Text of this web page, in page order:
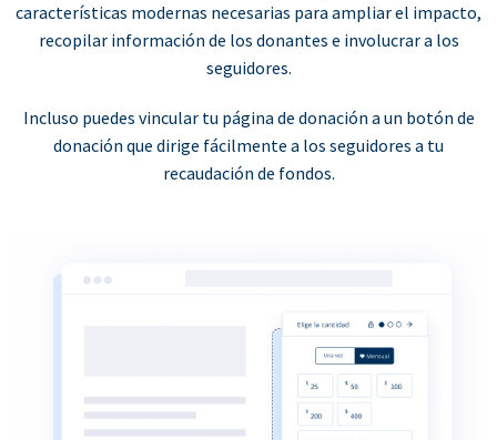
características modernas necesarias para ampliar el impacto,
recopilar información de los donantes e involucrar a los
seguidores.
Incluso puedes vincular tu página de donación a un botón de
donación que dirige fácilmente a los seguidores a tu
recaudación de fondos.